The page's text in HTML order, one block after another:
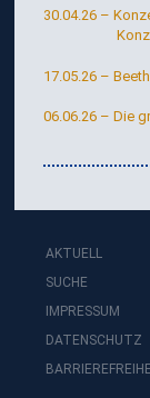
30.04.26 –
17.05.26 –
06.06.26 – Die
AKTUELL
SUCHE
IMPRESSUM
DATENSCHUTZ